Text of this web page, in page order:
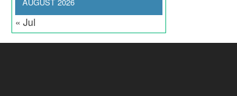
« Jul